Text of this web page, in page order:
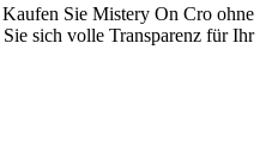
Sie Mistery On Cro ohne
sich volle Transparenz für Ihr